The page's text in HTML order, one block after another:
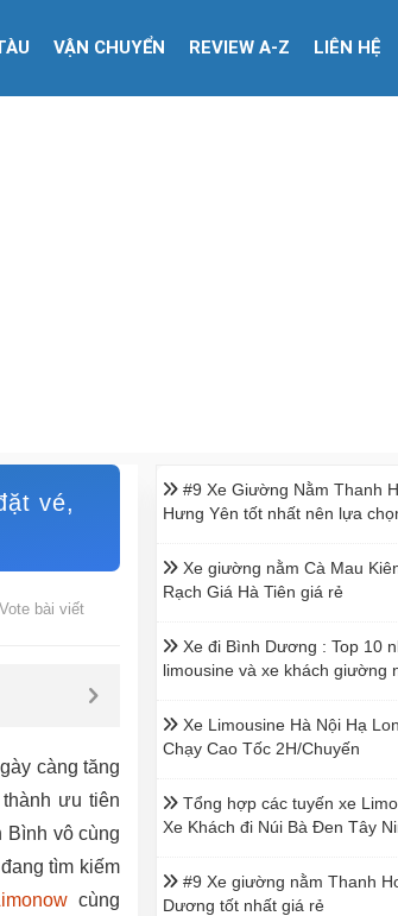
VẬN CHUYỂN REVIEW A-Z LIÊN HỆ
vé,
Vote bài viết
càng tăng
ưu tiên
Bình vô cùng
tìm kiếm
cùng
#9 Xe Giường Nằm Thanh
Hưng Yên tốt nhất nên lựa
Xe giường nằm Cà Mau
Rạch Giá Hà Tiên giá rẻ
Xe đi Bình Dương : Top 10
limousine và xe khách giường
Xe Limousine Hà Nội Hạ
Chạy Cao Tốc 2H/Chuyến
Tổng hợp các tuyến xe
Xe Khách đi Núi Bà Đen Tây
#9 Xe giường nằm Thanh
Dương tốt nhất giá rẻ